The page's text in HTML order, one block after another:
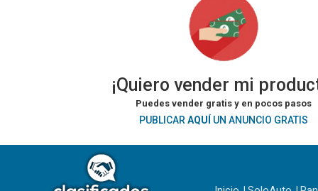
¡Quiero vender mi
Puedes vender gratis y en pocos pasos
PUBLICARAQUÍ UN ANUNCIO GRATIS